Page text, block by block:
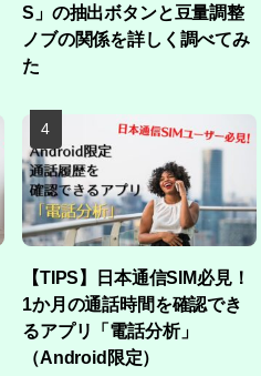
S」の抽出ボタンと豆量調整
ノブの関係を詳しく調べてみ
た
【TIPS】日本通信SIM必見！
1か月の通話時間を確認でき
るアプリ「電話分析」
（Android限定）